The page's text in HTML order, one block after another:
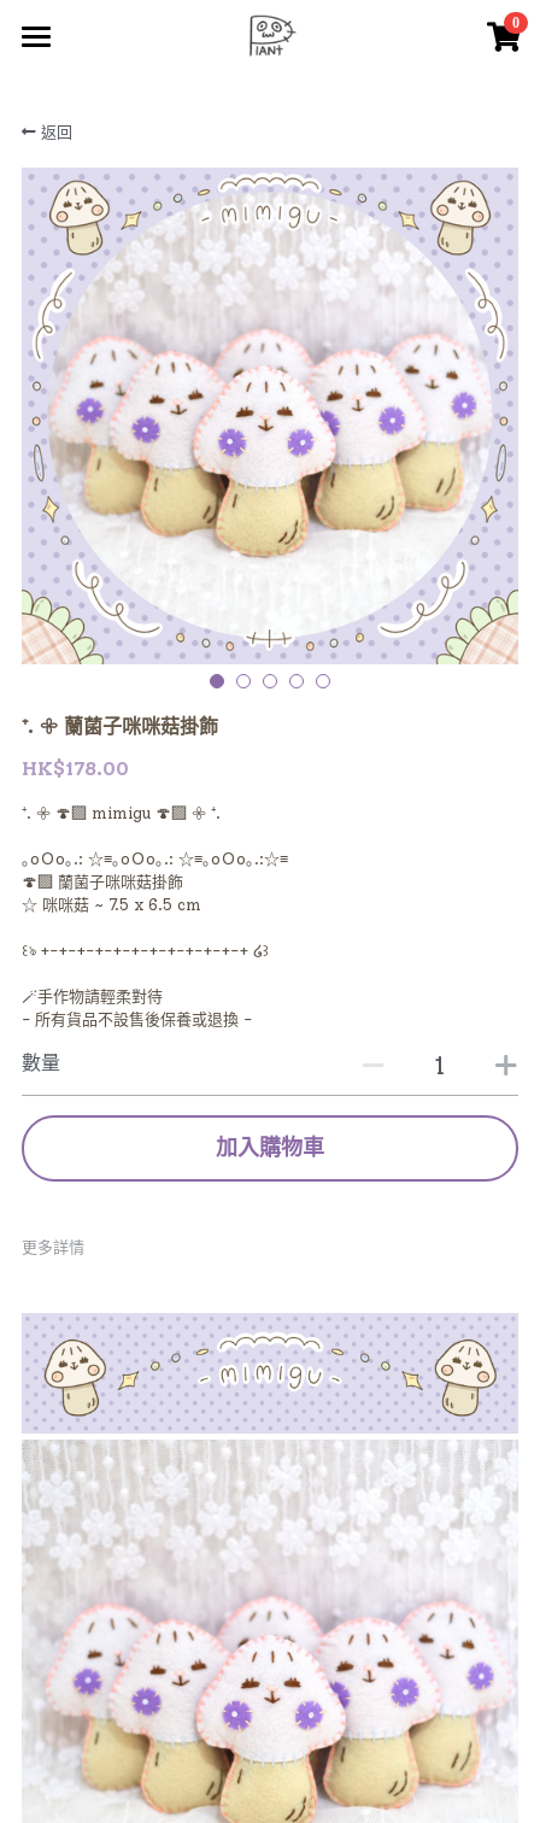
0
🧺 lAZy Q n BaBall
⁺. 𖧷 🍄‍🟫 mimigu 🍄‍🟫 𖧷 ⁺.
☁️ lAZy Q ooo
✏️ doodle
🎨 painting
✂️ lAZy Q CrAft
🛒 lAZy Q PlANt shop
🔆 notice
搜索
返回
⁺. 𖧷 蘭菌子咪咪菇掛飾
HK$178.00
⁺. 𖧷 🍄‍🟫 mimigu 🍄‍🟫 𖧷 ⁺.
｡oＯo｡.: ☆≡｡oＯo｡.: ☆≡｡oＯo｡.:☆≡
🍄‍🟫 蘭菌子咪咪菇掛飾
☆ 咪咪菇 ~ 7.5 x 6.5 cm
꒰ঌ +-+-+-+-+-+-+-+-+-+-+-+ ໒꒱
🪄手作物請輕柔對待
- 所有貨品不設售後保養或退換 -
數量
加入購物車
更多詳情
×
商品分類
所有商品分類